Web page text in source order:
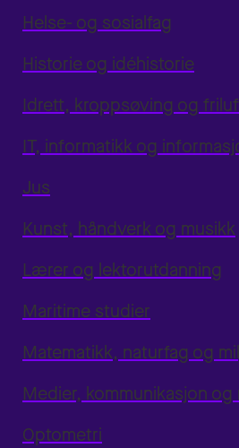
Helse- og sosialfag
Historie og idéhistorie
Idrett, kroppsøving og
IT, informatikk og
Jus
Kunst, håndverk og musikk
Lærer og lektorutdanning
Maritime studier
Matematikk, naturfag og
Medier, kommunikasjon
Optometri